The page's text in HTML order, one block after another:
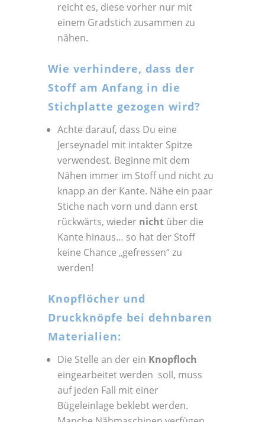
reicht es, diese vorher nur mit
einem Gradstich zusammen zu
nähen.
Wie verhindere, dass der
Stoff am Anfang in die
Stichplatte gezogen wird?
Achte darauf, dass Du eine
Jerseynadel mit intakter Spitze
verwendest. Beginne mit dem
Nähen immer im Stoff und nicht zu
knapp an der Kante. Nähe ein paar
Stiche nach vorn und dann erst
rückwärts, wieder nichtüber die
Kante hinaus… so hat der Stoff
keine Chance „gefressen“ zu
werden!
Knopflöcher und
Druckknöpfe bei dehnbaren
Materialien:
Die Stelle an der ein Knopfloch
eingearbeitet werden soll, muss
auf jeden Fall mit einer
Bügeleinlage beklebt werden.